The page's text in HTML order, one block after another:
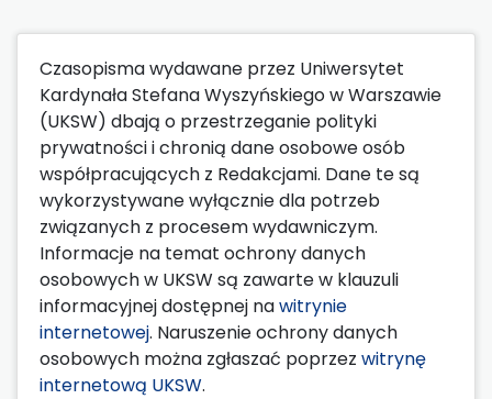
Czasopisma wydawane przez Uniwersytet
Kardynała Stefana Wyszyńskiego w Warszawie
(UKSW) dbają o przestrzeganie polityki
prywatności i chronią dane osobowe osób
współpracujących z Redakcjami. Dane te są
wykorzystywane wyłącznie dla potrzeb
związanych z procesem wydawniczym.
Informacje na temat ochrony danych
osobowych w UKSW są zawarte w klauzuli
informacyjnej dostępnej nawitrynie
internetowej. Naruszenie ochrony danych
osobowych można zgłaszać poprzez witrynę
internetową UKSW.